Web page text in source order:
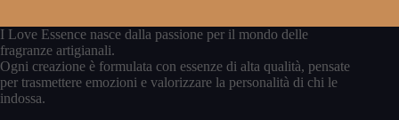
I Love Essence nasce dalla passione per il mondo delle
fragranze artigianali.
Ogni creazione è formulata con essenze di alta qualità, pensate
per trasmettere emozioni e valorizzare la personalità di chi le
indossa.